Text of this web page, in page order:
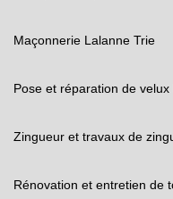
Maçonnerie Lalanne Trie
Pose et réparation de
Zingueur et travaux de
Rénovation et entretien de